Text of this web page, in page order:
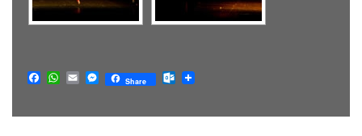
Facebook
WhatsApp
EmailMessenger
Share Outlook.com